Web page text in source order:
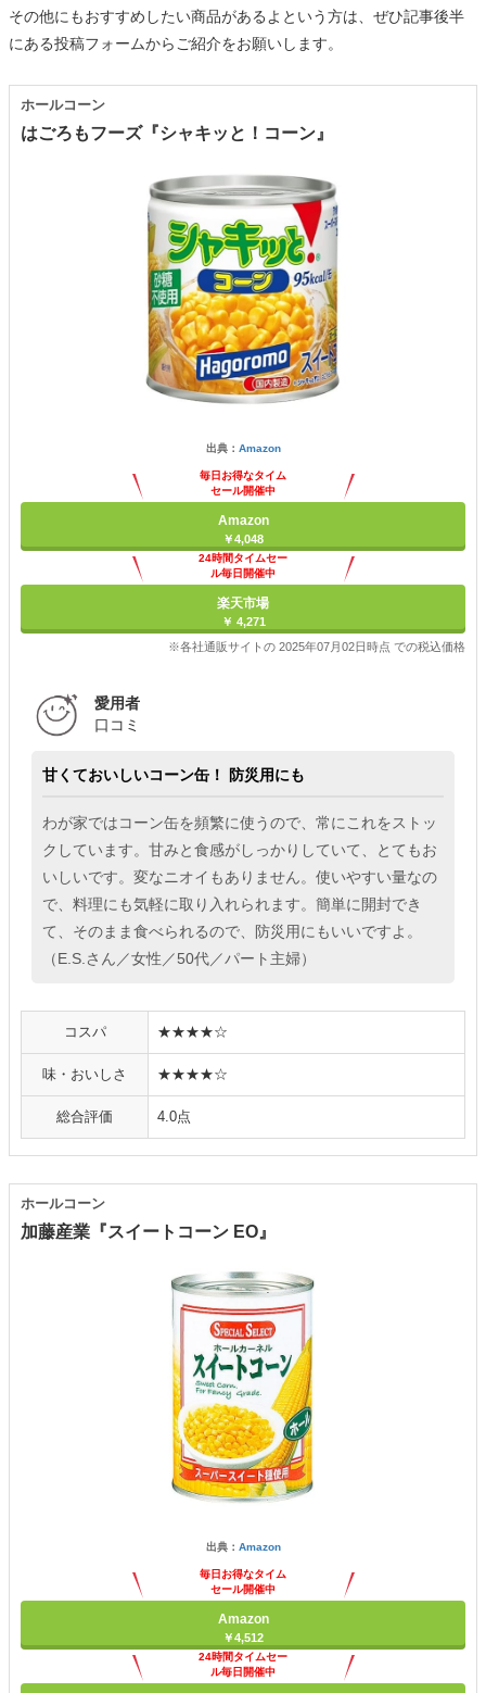
その他にもおすすめしたい商品があるよという方は、ぜひ記事後半
にある投稿フォームからご紹介をお願いします。
はごろもフーズ『シャキッと！コーン』
ホールコーン
出典： Amazon
毎日お得なタイム
セール開催中
Amazon
￥4,048
24時間タイムセー
ル毎日開催中
楽天市場
￥ 4,271
※各社通販サイトの 2025年07月02日時点 での税込価格
愛用者
口コミ
甘くておいしいコーン缶！ 防災用にも
わが家ではコーン缶を頻繁に使うので、常にこれをストッ
クしています。甘みと食感がしっかりしていて、とてもお
いしいです。変なニオイもありません。使いやすい量なの
で、料理にも気軽に取り入れられます。簡単に開封でき
て、そのまま食べられるので、防災用にもいいですよ。
（E.S.さん／女性／50代／パート主婦）
コスパ ★★★★☆
味・おいしさ ★★★★☆
総合評価 4.0点
加藤産業『スイートコーン EO』
ホールコーン
出典： Amazon
毎日お得なタイム
セール開催中
Amazon
￥4,512
24時間タイムセー
ル毎日開催中